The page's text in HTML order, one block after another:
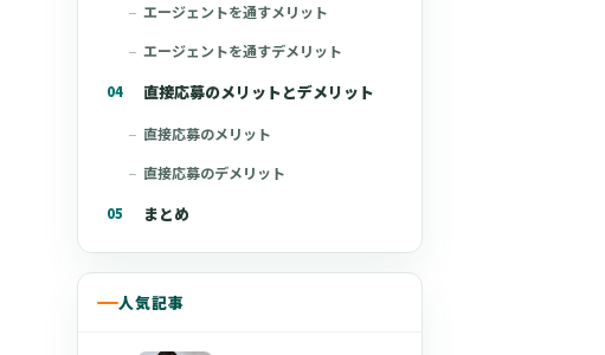
エージェントを通すメリット
エージェントを通すデメリット
直接応募のメリットとデメリット
直接応募のメリット
直接応募のデメリット
まとめ
人気記事